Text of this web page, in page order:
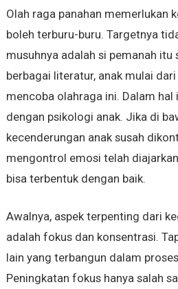
Olah raga panahan memerlukan
boleh terburu-buru. Targetnya
musuhnya adalah si pemanah itu
berbagai literatur, anak mulai
mencoba olahraga ini. Dalam hal
dengan psikologi anak. Jika di
kecenderungan anak susah
mengontrol emosi telah
bisa terbentuk dengan baik.
Awalnya, aspek terpenting dari
adalah fokus dan konsentrasi.
lain yang terbangun dalam
Peningkatan fokus hanya salah